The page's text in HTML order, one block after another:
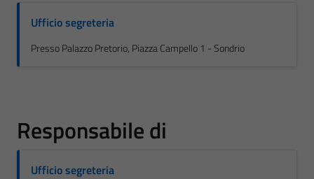
Ufficio segreteria
Presso Palazzo Pretorio, Piazza Campello 1 - Sondrio
Responsabile di
Ufficio segreteria